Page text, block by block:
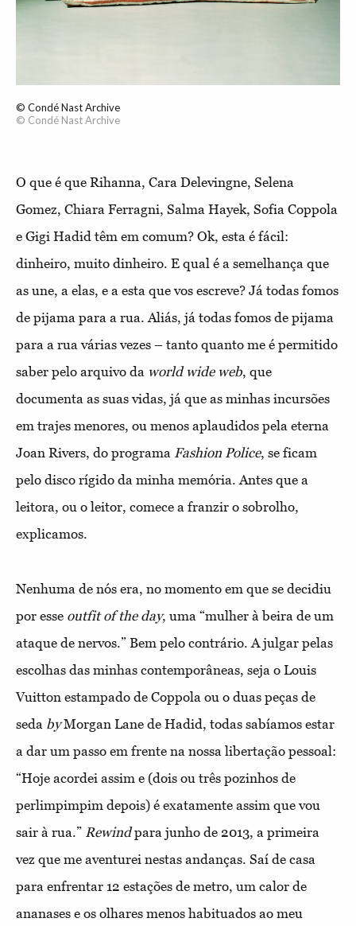
© Condé Nast Archive
© Condé Nast Archive
O que é que Rihanna, Cara Delevingne, Selena
Gomez, Chiara Ferragni, Salma Hayek, Sofia Coppola
e Gigi Hadid têm em comum? Ok, esta é fácil:
dinheiro, muito dinheiro. E qual é a semelhança que
as une, a elas, e a esta que vos escreve? Já todas fomos
de pijama para a rua. Aliás, já todas fomos de pijama
para a rua várias vezes – tanto quanto me é permitido
saber pelo arquivo da world wide web, que
documenta as suas vidas, já que as minhas incursões
em trajes menores, ou menos aplaudidos pela eterna
Joan Rivers, do programa Fashion Police, se ficam
pelo disco rígido da minha memória. Antes que a
leitora, ou o leitor, comece a franzir o sobrolho,
explicamos.
Nenhuma de nós era, no momento em que se decidiu
por esse outfit of the day, uma “mulher à beira de um
ataque de nervos.” Bem pelo contrário. A julgar pelas
escolhas das minhas contemporâneas, seja o Louis
Vuitton estampado de Coppola ou o duas peças de
seda byMorgan Lane de Hadid, todas sabíamos estar
a dar um passo em frente na nossa libertação pessoal:
“Hoje acordei assim e (dois ou três pozinhos de
perlimpimpim depois) é exatamente assim que vou
sair à rua.” Rewindpara junho de 2013, a primeira
vez que me aventurei nestas andanças. Saí de casa
para enfrentar 12 estações de metro, um calor de
ananases e os olhares menos habituados ao meu